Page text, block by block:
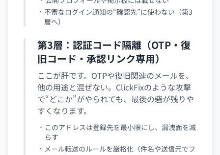
不審なログイン通知の“確認先”に使わない（第3
層へ）
第3層：認証コード隔離（OTP・復
旧コード・承認リンク専用）
ここが肝です。OTPや復旧関連のメールを、
他の用途と混ぜない。ClickFixのような攻撃
で“どこか”がやられても、最後の砦が残りや
すくなります。
このアドレスは登録先を最小限にし、漏洩面を減
らす
メール転送のルールを厳格化（件名や送信元でフ